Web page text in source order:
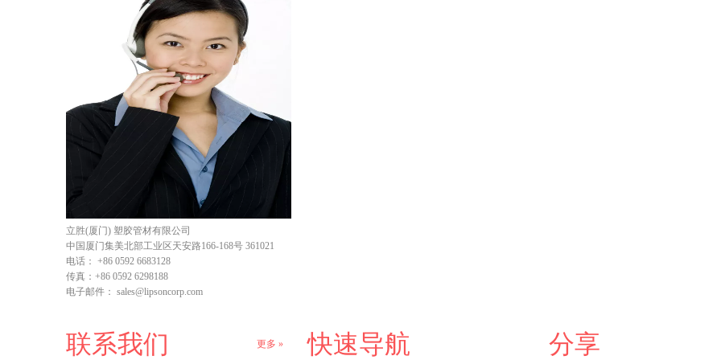
立胜(厦门) 塑胶管材有限公司
中国厦门集美北部工业区天安路166-168号 361021
电话： +86 0592 6683128
传真： +86 0592 6298188
电子邮件： sales@lipsoncorp.com
联系我们 更多 » 快速导航 分享